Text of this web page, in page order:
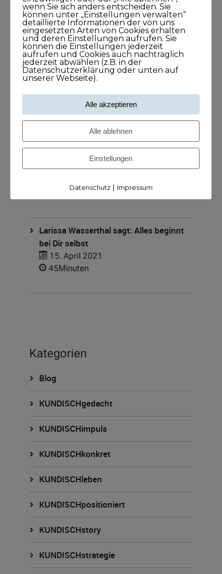
Meine Podcasts
Andreas Dämon ist der Geburtshelfer
für Lösungen
26. November 2021
1Stunde1Minuten
Frank O. Reiss bringt Menschen
zusammen
43Minuten
Larissa Wasserthal sagt: Alles beginnt
bei Dir selbst
15. April 2021
45Minuten
Kategorien
Blog
KUNDISCHgedacht
KUNDISCHimpuls
KUNDISCHkonkret
KUNDISCHleben
KUNDISCHpositioniert
KUNDISCHstory
KUNDISCHstrategie
wenn Sie sich anders entscheiden. Sie
können unter „Einstellungen verwalten“
detaillierte Informationen der von uns
eingesetzten Arten von Cookies erhalten
und deren Einstellungen aufrufen. Sie
können die Einstellungen jederzeit
aufrufen und Cookies auch nachträglich
jederzeit abwählen (z.B. in der
Datenschutzerklärung oder unten auf
unserer Webseite).
Alle akzeptieren
Alle ablehnen
Einstellungen
Datenschutz| Impressum